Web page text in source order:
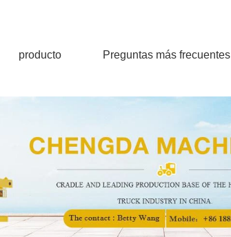
producto Preguntas más frecuentes